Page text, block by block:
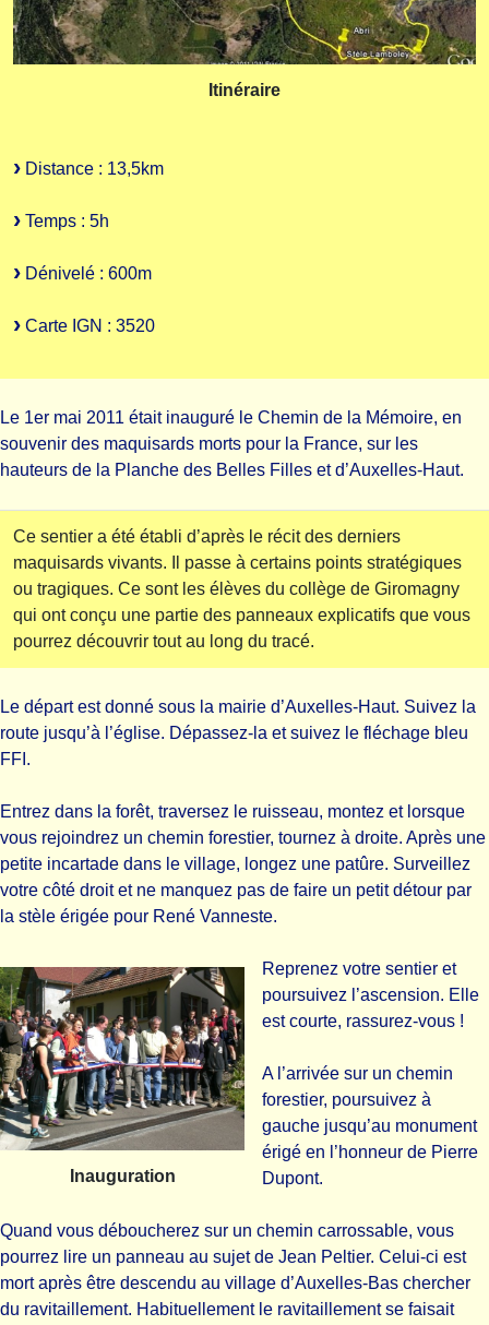
Itinéraire
Distance : 13,5km
Temps : 5h
Dénivelé : 600m
Carte IGN : 3520
Le 1er mai 2011 était inauguré le Chemin de la Mémoire, en
souvenir des maquisards morts pour la France, sur les
hauteurs de la Planche des Belles Filles et d’Auxelles-Haut.
Ce sentier a été établi d’après le récit des derniers
maquisards vivants. Il passe à certains points stratégiques
ou tragiques. Ce sont les élèves du collège de Giromagny
qui ont conçu une partie des panneaux explicatifs que vous
pourrez découvrir tout au long du tracé.
Le départ est donné sous la mairie d’Auxelles-Haut. Suivez la
route jusqu’à l’église. Dépassez-la et suivez le fléchage bleu
FFI.
Entrez dans la forêt, traversez le ruisseau, montez et lorsque
vous rejoindrez un chemin forestier, tournez à droite. Après une
petite incartade dans le village, longez une patûre. Surveillez
votre côté droit et ne manquez pas de faire un petit détour par
la stèle érigée pour René Vanneste.
Inauguration
Reprenez votre sentier et
poursuivez l’ascension. Elle
est courte, rassurez-vous !
A l’arrivée sur un chemin
forestier, poursuivez à
gauche jusqu’au monument
érigé en l’honneur de Pierre
Dupont.
Quand vous déboucherez sur un chemin carrossable, vous
pourrez lire un panneau au sujet de Jean Peltier. Celui-ci est
mort après être descendu au village d’Auxelles-Bas chercher
du ravitaillement. Habituellement le ravitaillement se faisait